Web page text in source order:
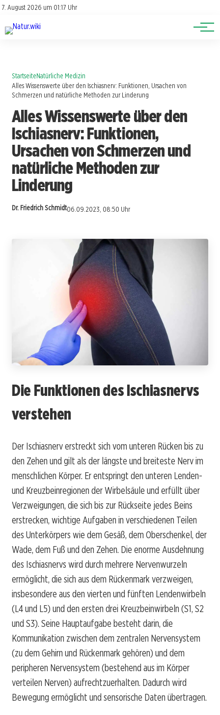
7. August 2026 um 01:17 Uhr
Account
Lexikon
Themen
StartseiteNatürliche Medizin
Alles Wissenswerte über den Ischiasnerv: Funktionen, Ursachen von
Schmerzen und natürliche Methoden zur Linderung
Alles Wissenswerte über den
Ischiasnerv: Funktionen,
Ursachen von Schmerzen und
natürliche Methoden zur
Linderung
Dr. Friedrich Schmidt06.09.2023, 08:50 Uhr
Die Funktionen des Ischiasnervs
verstehen
Der Ischiasnerv erstreckt sich vom unteren Rücken bis zu
den Zehen und gilt als der längste und breiteste Nerv im
menschlichen Körper. Er entspringt den unteren Lenden-
und Kreuzbeinregionen der Wirbelsäule und erfüllt über
Verzweigungen, die sich bis zur Rückseite jedes Beins
erstrecken, wichtige Aufgaben in verschiedenen Teilen
des Unterkörpers wie dem Gesäß, dem Oberschenkel, der
Wade, dem Fuß und den Zehen. Die enorme Ausdehnung
des Ischiasnervs wird durch mehrere Nervenwurzeln
ermöglicht, die sich aus dem Rückenmark verzweigen,
insbesondere aus den vierten und fünften Lendenwirbeln
(L4 und L5) und den ersten drei Kreuzbeinwirbeln (S1, S2
und S3). Seine Hauptaufgabe besteht darin, die
Kommunikation zwischen dem zentralen Nervensystem
(zu dem Gehirn und Rückenmark gehören) und dem
peripheren Nervensystem (bestehend aus im Körper
verteilen Nerven) aufrechtzuerhalten. Dadurch wird
Bewegung ermöglicht und sensorische Daten übertragen.